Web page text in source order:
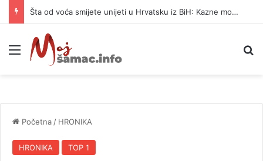
Šta od voća smijete unijeti u Hrvatsku iz BiH: Kazne mogu dostići 13.260 evra
Meni
Početna / HRONIKA
HRONIKA TOP 1